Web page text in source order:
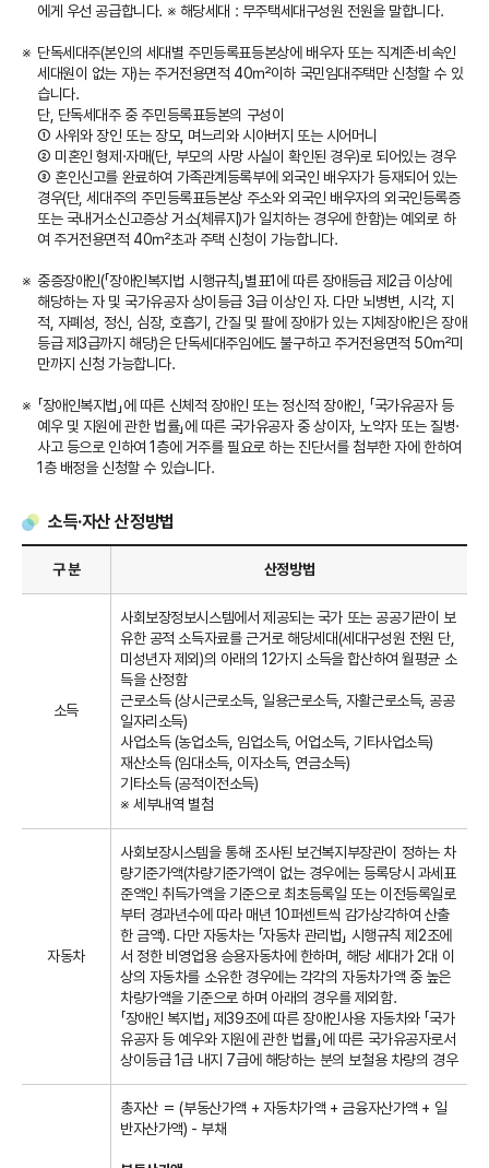
에게 우선 공급합니다. ※ 해당세대 : 무주택세대구성원 전원을 말합니다.
단독세대주(본인의 세대별 주민등록표등본상에 배우자 또는 직계존·비속인
세대원이 없는 자)는 주거전용면적 40㎡이하 국민임대주택만 신청할 수 있
습니다.
단, 단독세대주 중 주민등록표등본의 구성이
① 사위와 장인 또는 장모, 며느리와 시아버지 또는 시어머니
② 미혼인 형제·자매(단, 부모의 사망 사실이 확인된 경우)로 되어있는 경우
③ 혼인신고를 완료하여 가족관계등록부에 외국인 배우자가 등재되어 있는
경우(단, 세대주의 주민등록표등본상 주소와 외국인 배우자의 외국인등록증
또는 국내거소신고증상 거소(체류지)가 일치하는 경우에 한함)는 예외로 하
여 주거전용면적 40㎡초과 주택 신청이 가능합니다.
중증장애인(「장애인복지법 시행규칙」별표1에 따른 장애등급 제2급 이상에
해당하는 자 및 국가유공자 상이등급 3급 이상인 자. 다만 뇌병변, 시각, 지
적, 자폐성, 정신, 심장, 호흡기, 간질 및 팔에 장애가 있는 지체장애인은 장애
등급 제3급까지 해당)은 단독세대주임에도 불구하고 주거전용면적 50㎡미
만까지 신청 가능합니다.
「장애인복지법」에 따른 신체적 장애인 또는 정신적 장애인, 「국가유공자 등
예우 및 지원에 관한 법률」에 따른 국가유공자 중 상이자, 노약자 또는 질병·
사고 등으로 인하여 1층에 거주를 필요로 하는 진단서를 첨부한 자에 한하여
1층 배정을 신청할 수 있습니다.
소득·자산 산정방법
구 분 산정방법
소득
사회보장정보시스템에서 제공되는 국가 또는 공공기관이 보
유한 공적 소득자료를 근거로 해당세대(세대구성원 전원 단,
미성년자 제외)의 아래의 12가지 소득을 합산하여 월평균 소
득을 산정함
근로소득 (상시근로소득, 일용근로소득, 자활근로소득, 공공
일자리소득)
사업소득 (농업소득, 임업소득, 어업소득, 기타사업소득)
재산소득 (임대소득, 이자소득, 연금소득)
기타소득 (공적이전소득)
※ 세부내역 별첨
자동차
사회보장시스템을 통해 조사된 보건복지부장관이 정하는 차
량기준가액(차량기준가액이 없는 경우에는 등록당시 과세표
준액인 취득가액을 기준으로 최초등록일 또는 이전등록일로
부터 경과년수에 따라 매년 10퍼센트씩 감가상각하여 산출
한 금액). 다만 자동차는 「자동차 관리법」 시행규칙 제2조에
서 정한 비영업용 승용자동차에 한하며, 해당 세대가 2대 이
상의 자동차를 소유한 경우에는 각각의 자동차가액 중 높은
차량가액을 기준으로 하며 아래의 경우를 제외함.
「장애인 복지법」 제39조에 따른 장애인사용 자동차와 「국가
유공자 등 예우와 지원에 관한 법률」에 따른 국가유공자로서
상이등급 1급 내지 7급에 해당하는 분의 보철용 차량의 경우
총자산 ＝ (부동산가액 + 자동차가액 + 금융자산가액 + 일
반자산가액) - 부채